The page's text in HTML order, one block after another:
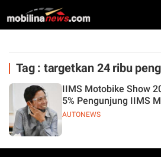
Tag : targetkan 24 ribu
AUTONEWS
IIMS Motobike Show
5% Pengunjung IIMS